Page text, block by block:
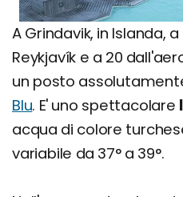
A Grindavik, in Islanda,
Reykjavík e a 20
un posto
Blu. E' uno spettacolare
acqua di colore
variabile da 37° a 39°.